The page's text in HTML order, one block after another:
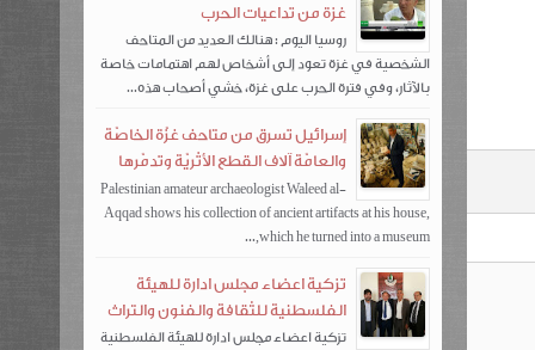
غزة من تداعيات الحرب
روسيا اليوم : هنالك العديد من المتاحف
الشخصية في غزة تعود إلى أشخاص لهم اهتمامات خاصة
بالآثار، وفي فترة الحرب على غزة، خشي أصحاب هذه...
إسرائيل تسرق من متاحف غزّة الخاصّة
والعامّة آلاف القطع الأثريّة وتدمّرها
Palestinian amateur archaeologist Waleed al-
Aqqad shows his collection of ancient artifacts at his house,
which he turned into a museum,...
تزكية اعضاء مجلس ادارة للهيئة
الفلسطنية للثقافة والفنون والتراث
تزكية اعضاء مجلس ادارة للهيئة الفلسطنية